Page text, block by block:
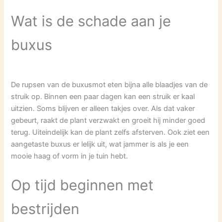
Wat is de schade aan je
buxus
De rupsen van de buxusmot eten bijna alle blaadjes van de
struik op. Binnen een paar dagen kan een struik er kaal
uitzien. Soms blijven er alleen takjes over. Als dat vaker
gebeurt, raakt de plant verzwakt en groeit hij minder goed
terug. Uiteindelijk kan de plant zelfs afsterven. Ook ziet een
aangetaste buxus er lelijk uit, wat jammer is als je een
mooie haag of vorm in je tuin hebt.
Op tijd beginnen met
bestrijden